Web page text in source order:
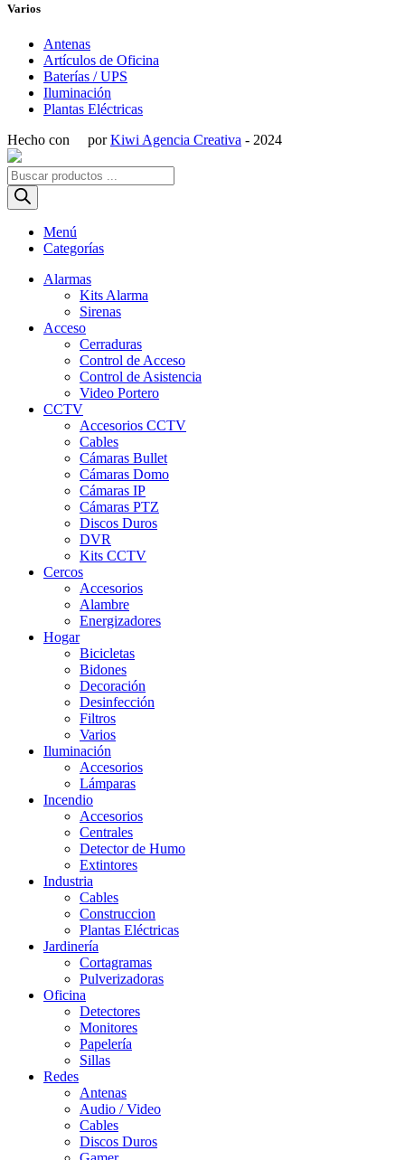
Varios
Antenas
Artículos de Oficina
Baterías / UPS
Iluminación
Plantas Eléctricas
Hecho con
porKiwi Agencia Creativa - 2024
Búsqueda
de
productos
Menú
Categorías
Alarmas
Kits Alarma
Sirenas
Acceso
Cerraduras
Control de Acceso
Control de Asistencia
Video Portero
CCTV
Accesorios CCTV
Cables
Cámaras Bullet
Cámaras Domo
Cámaras IP
Cámaras PTZ
Discos Duros
DVR
Kits CCTV
Cercos
Accesorios
Alambre
Energizadores
Hogar
Bicicletas
Bidones
Decoración
Desinfección
Filtros
Varios
Iluminación
Accesorios
Lámparas
Incendio
Accesorios
Centrales
Detector de Humo
Extintores
Industria
Cables
Construccion
Plantas Eléctricas
Jardinería
Cortagramas
Pulverizadoras
Oficina
Detectores
Monitores
Papelería
Sillas
Redes
Antenas
Audio / Video
Cables
Discos Duros